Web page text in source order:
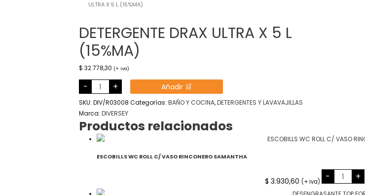
ULTRA X 5 L (15%MA)
DETERGENTE DRAX ULTRA X 5 L
(15%MA)
$ 32.778,30 (+ iva)
- DETERGENTE
DRAX
ULTRA
X
5
L
(15%MA)
cantidad
+ Añadir 🛒
SKU: DIV/R03008 Categorías: BAÑO Y COCINA,DETERGENTES Y LAVAVAJILLAS
Marca: DIVERSEY
Productos relacionados
ESCOBILLS WC ROLL C/ VASO RINCONERO SAMANTHA
$ 3.930,60 (+ iva) - ESCOBILLS
WC
ROLL
+